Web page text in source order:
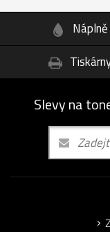
Náplně
Slevy na